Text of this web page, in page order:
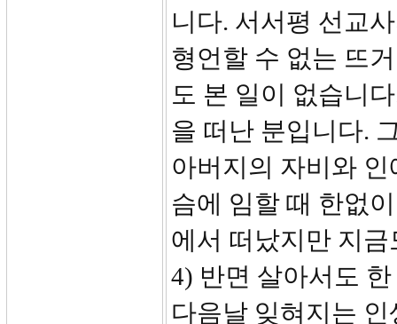
니다. 서서평 선교
형언할 수 없는 뜨
도 본 일이 없습니
을 떠난 분입니다.
아버지의 자비와
슴에 임할 때 한없
에서 떠났지만 지
4) 반면 살아서도
다음날 잊혀지는